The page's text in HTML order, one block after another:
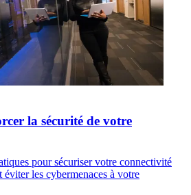
la sécurité de votre
pour sécuriser votre connectivité
les cybermenaces à votre